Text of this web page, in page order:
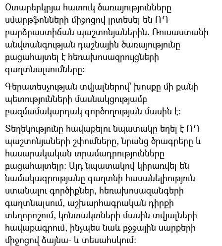
Օտարերկրյա հատուկ ծառայությունները
սմարթֆոնների միջոցով լրտեսել են ՌԴ
բարձրաստիճան պաշտոնյաներին. Ռուսաստանի
անվտանգության դաշնային ծառայությունը
բացահայտել է հեռախոսազրույցների
գաղտնալսումները։
Գերատեսչության տվյալներով՝ խոսքը մի քանի
պետությունների մասնակցությամբ
բազմամակարդակ գործողության մասին է։
Տեղեկությունը հավաքելու նպատակը եղել է ՌԴ
պաշտոնյաների շփումները, նրանց ծրագրերը և
հասարակական տրամադրությունները
բացահայտելը: Այդ նպատակով կիրառվել են
նամակագրությանը գաղտնի հասանելիություն
ստանալու գործիքներ, հեռախոսազանգերի
գաղտնալսում, աշխարհագրական դիրքի
տեղորոշում, կոնտակտների մասին տվյալների
հավաքագրում, ինչպես նաև բջջային սարքերի
միջոցով ձայնա- և տեսահսկում։